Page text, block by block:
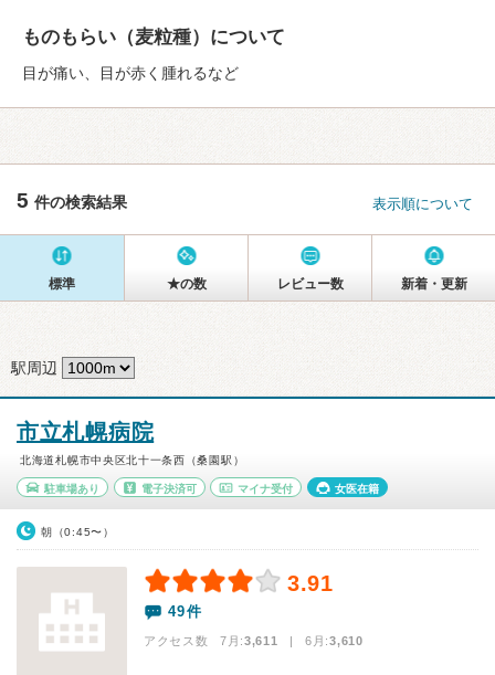
ものもらい（麦粒種）について
目が痛い、目が赤く腫れるなど
5 件の検索結果 表示順について
標準 ★の数 レビュー数 新着・更新
駅周辺
市立札幌病院
北海道札幌市中央区北十一条西（桑園駅）
駐車場あり 電子決済可 マイナ受付 女医在籍
朝（0:45〜）
3.91
49件
アクセス数 7月:3,611 | 6月:3,610